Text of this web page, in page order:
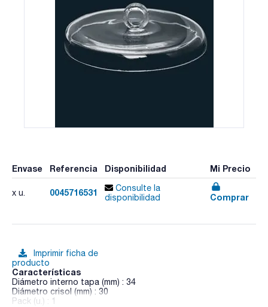
Envase Referencia Disponibilidad Mi Precio
x u. 0045716531
Consulte la
disponibilidad
Comprar
Imprimir ficha de
producto
Características
Diámetro interno tapa (mm) : 34
Diámetro crisol (mm) : 30
Pack (u.) : 1